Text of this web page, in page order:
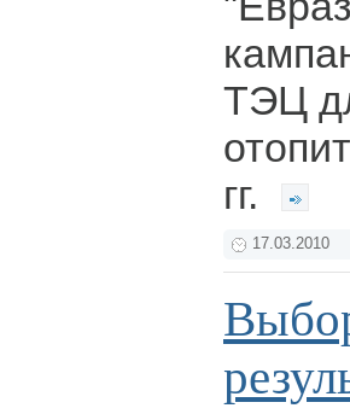
ТЭЦ
гг.
17.03.2010